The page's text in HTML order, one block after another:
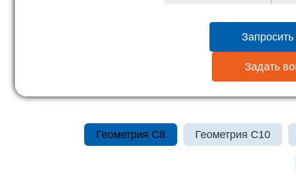
Задать
Геометрия С8 Геометрия С10